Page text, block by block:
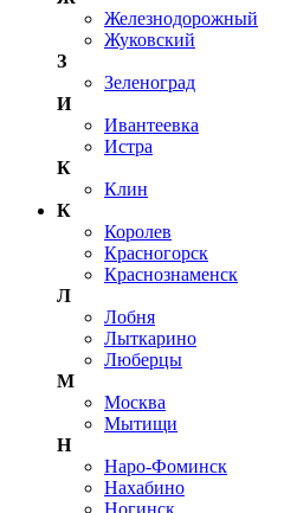
Железнодорожный
Жуковский
З
Зеленоград
И
Ивантеевка
Истра
К
Клин
К
Королев
Красногорск
Краснознаменск
Л
Лобня
Лыткарино
Люберцы
М
Москва
Мытищи
Н
Наро-Фоминск
Нахабино
Ногинск